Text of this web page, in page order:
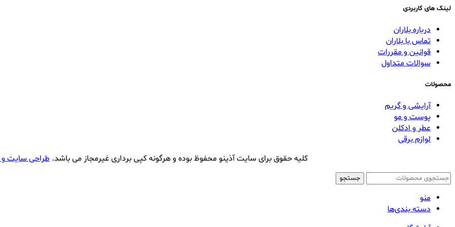
لینک های کاربردی
درباره بلاران
تماس با بلاران
قوانین و مقررات
سوالات متداول
محصولات
آرایشی و گریم
پوست و مو
عطر و ادکلن
لوازم برقی
کلیه حقوق برای سایت آذینو محفوظ بوده و هرگونه کپی برداری غیرمجاز می باشد.طراحی سایت
جستجو
منو
دسته بندی‌ها